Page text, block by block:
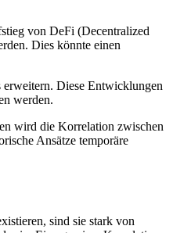
von DeFi (Decentralized
Dies könnte einen
Diese Entwicklungen
werden.
wird die Korrelation zwischen
Ansätze temporäre
sind sie stark von